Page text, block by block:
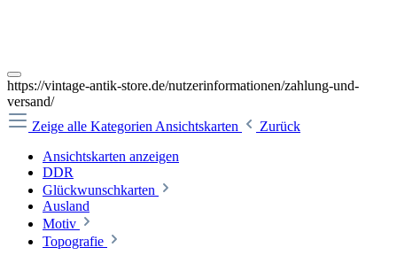
https://vintage-antik-store.de/nutzerinformationen/zahlung-und-
versand/
Zeige alle Kategorien Ansichtskarten
Zurück
Ansichtskarten anzeigen
DDR
Glückwunschkarten
Ausland
Motiv
Topografie